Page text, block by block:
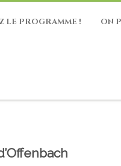
LE PROGRAMME ! ON